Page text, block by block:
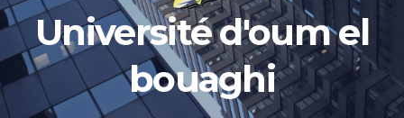
Université d'oum el
bouaghi